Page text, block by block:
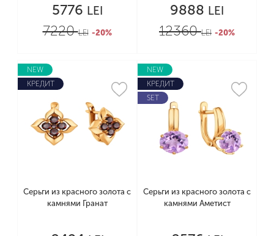
5776 LEI
7220LEI -20%
9888 LEI
12360LEI -20%
NEW
КРЕДИТ
Серьги из красного золота с
камнями Гранат
NEW
КРЕДИТ
SET
Серьги из красного золота с
камнями Аметист